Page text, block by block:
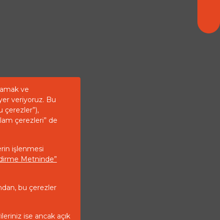
ve
veriyoruz. Bu
çerezler”),
çerezleri” de
işlenmesi
Metninde”
bu çerezler
ise ancak açık